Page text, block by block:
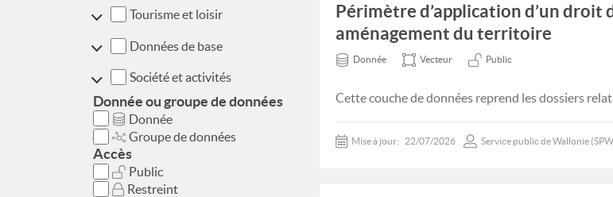
Tourisme et loisir
Données de base
Société et activités
Donnée ou groupe de données
Donnée
Groupe de données
Accès
Public
Restreint
Périmètre d’application d’un droit
aménagement du territoire
Donnée Vecteur Public
Cette couche de données reprend les dossiers
Mise à jour: 22/07/2026 Service public de Wallonie